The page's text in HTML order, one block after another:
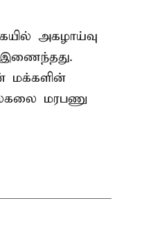
அகழாய்வு
இணைந்தது.
மக்களின்
மரபணு